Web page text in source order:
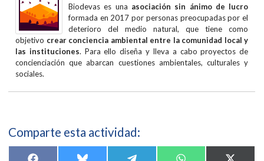
Biodevas es una asociación sin ánimo de lucro
formada en 2017 por personas preocupadas por el
deterioro del medio natural, que tiene como
objetivo crear conciencia ambiental entre la comunidad local y
las instituciones. Para ello diseña y lleva a cabo proyectos de
concienciación que abarcan cuestiones ambientales, culturales y
sociales.
Comparte esta actividad: